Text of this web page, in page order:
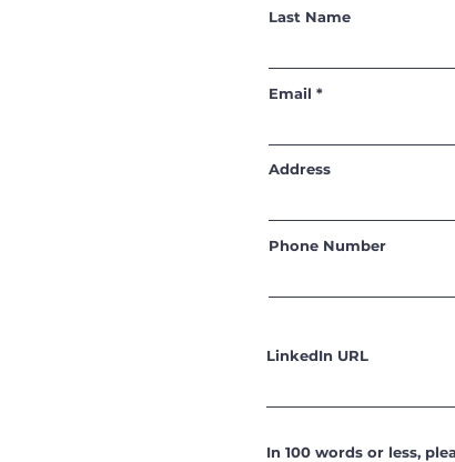
Last Name
Email
Address
Phone Number
LinkedIn URL
In 100 words or less,